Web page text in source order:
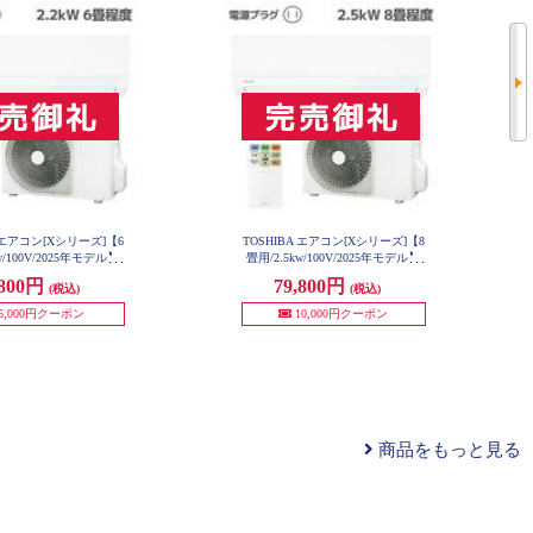
アコン[Xシリーズ]【6
2025年モデル】
円
(税込)
円クーポン
TOSHIBA エアコン[Xシリーズ]【8
畳用/2.5kw/100V/2025年モデル】
79,800円
(税込)
10,000円クーポン
商品をもっと見る